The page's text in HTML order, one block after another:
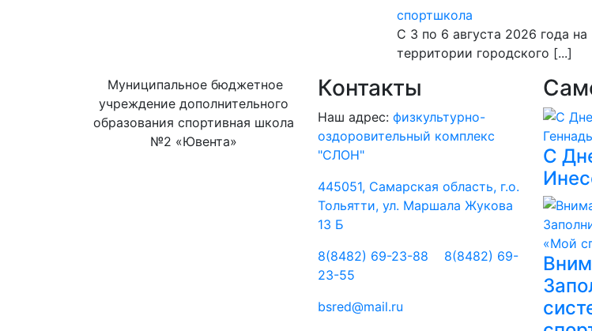
спортшкола
С 3 по 6 августа 2026 года на
территории городского [...]
Муниципальное бюджетное
учреждение дополнительного
образования спортивная школа
№2 «Ювента»
Контакты
Наш адрес: физкультурно-
оздоровительный комплекс
"СЛОН"
445051, Самарская область, г.о.
Тольятти, ул. Маршала Жукова
13 Б
8(8482) 69-23-88
8(8482) 69-
23-55
bsred@mail.ru
С